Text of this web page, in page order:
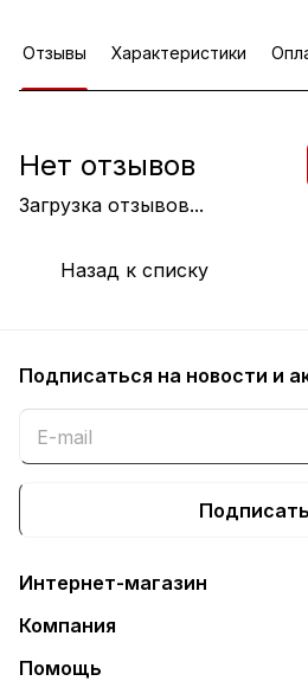
Отзывы Характеристики
Загрузка отзывов...
Нет отзывов
Назад к списку
Подписаться на новости и
Интернет-магазин
Компания
Помощь